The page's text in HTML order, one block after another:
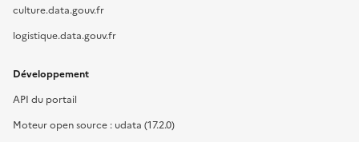
culture.data.gouv.fr
logistique.data.gouv.fr
Développement
API du portail
Moteur open source : udata (17.2.0)